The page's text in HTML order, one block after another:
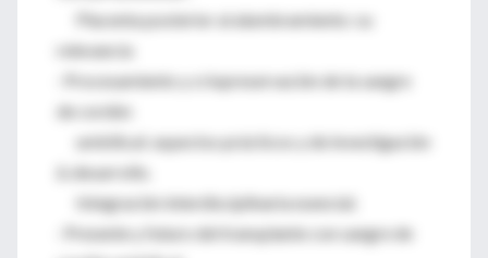
Placenta posterior al alumbramiento: su
relevancia
· Procesamiento y criopreservación de la sangre
de cordón
umbilical: aspectos prácticos y de investigación
& desarrollo.
Integración interdisciplinaria esencial.
· Presente y futuro del transplante con sangre de